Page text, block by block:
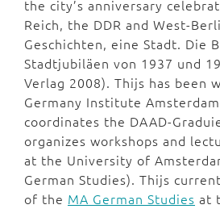
the city’s anniversary
Reich, the DDR and West-
Geschichten, eine Stadt. Die
Stadtjubiläen von 1937 und
Verlag 2008). Thijs has been
Germany Institute
coordinates the DAAD-
organizes workshops and
at the University of
German Studies). Thijs
of the MA German Studies at